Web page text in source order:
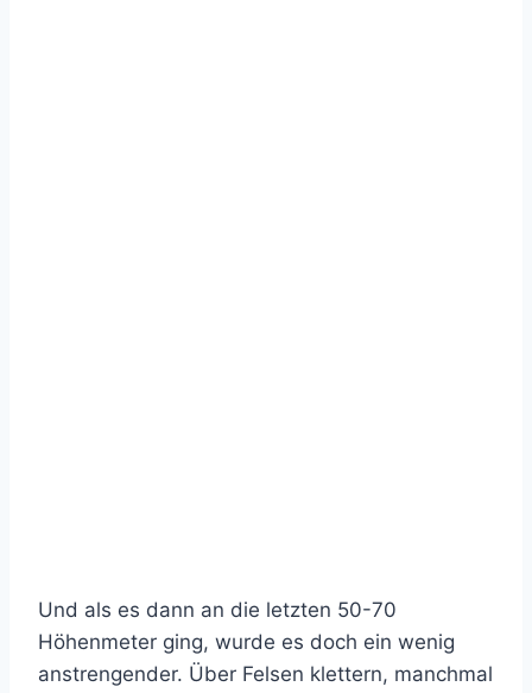
Und als es dann an die letzten 50-70
Höhenmeter ging, wurde es doch ein wenig
anstrengender. Über Felsen klettern, manchmal